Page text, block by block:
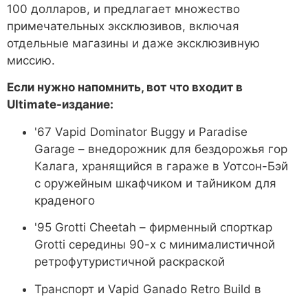
100 долларов, и предлагает множество
примечательных эксклюзивов, включая
отдельные магазины и даже эксклюзивную
миссию.
Если нужно напомнить, вот что входит в
Ultimate-издание:
'67 Vapid Dominator Buggy и Paradise
Garage – внедорожник для бездорожья гор
Калага, хранящийся в гараже в Уотсон-Бэй
с оружейным шкафчиком и тайником для
краденого
'95 Grotti Cheetah – фирменный спорткар
Grotti середины 90-х с минималистичной
ретрофутуристичной раскраской
Транспорт и Vapid Ganado Retro Build в